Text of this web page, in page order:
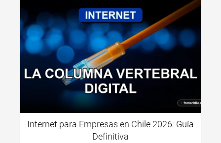
Internet para Empresas en Chile 2026: Guía
Definitiva